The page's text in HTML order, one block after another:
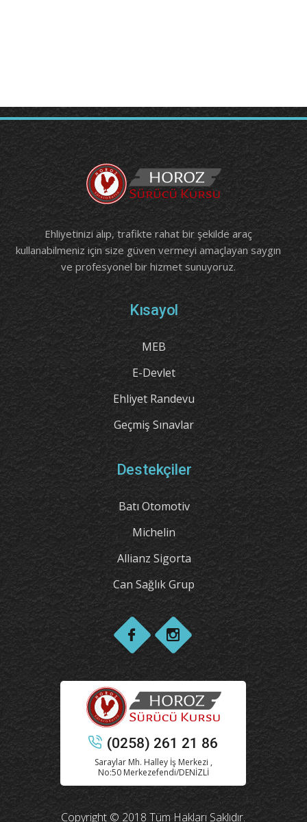
Ehliyetinizi alıp, trafikte rahat bir şekilde araç
kullanabilmeniz için size güven vermeyi amaçlayan saygın
ve profesyonel bir hizmet sunuyoruz.
Kısayol
MEB
E-Devlet
Ehliyet Randevu
Geçmiş Sınavlar
Destekçiler
Batı Otomotiv
Michelin
Allianz Sigorta
Can Sağlık Grup
(0258) 261 21 86
Saraylar Mh. Halley İş Merkezi ,
No:50 Merkezefendi/DENİZLİ
Copyright © 2018 Tüm Hakları Saklıdır.